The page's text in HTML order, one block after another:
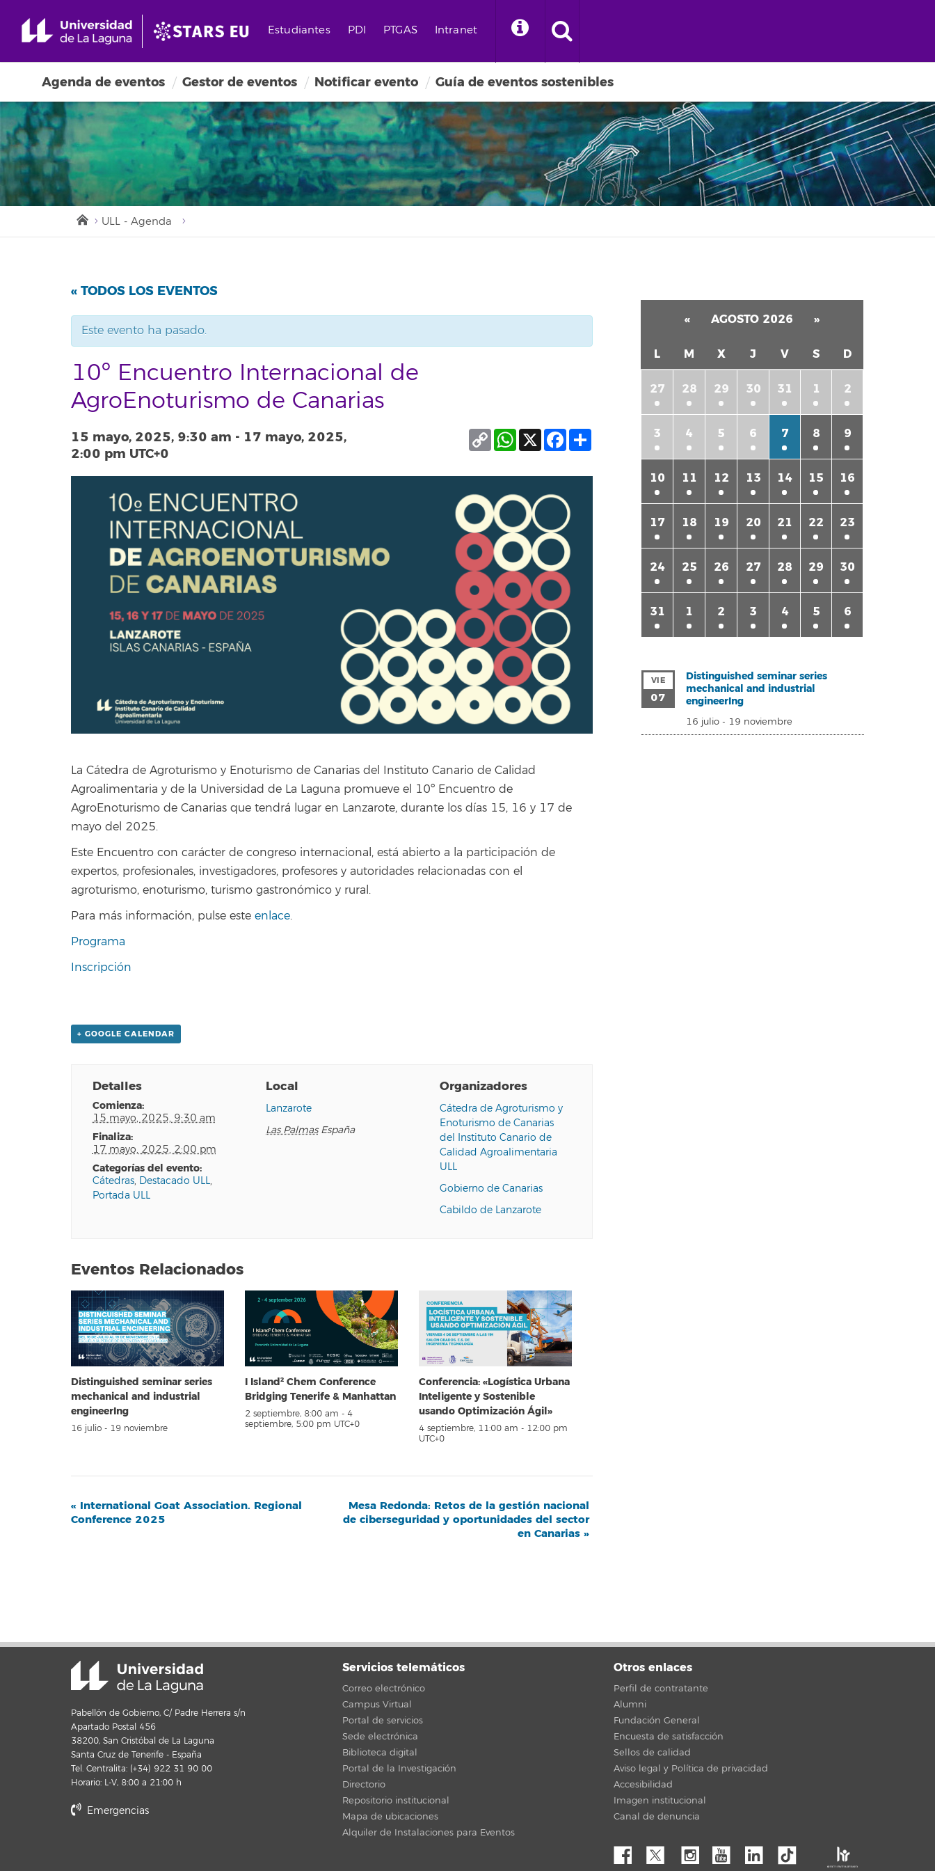
Estudiantes PDI PTGAS Intranet
Agenda de eventos Gestor de eventos Notificar evento Guía de eventos sostenibles
ULL - Agenda
« TODOS LOS EVENTOS
Este evento ha pasado.
10º Encuentro Internacional de
AgroEnoturismo de Canarias
15 mayo, 2025, 9:30 am - 17 mayo, 2025,
2:00 pm UTC+0
Facebook
X
WhatsApp
Copy
Link
La Cátedra de Agroturismo y Enoturismo de Canarias del Instituto Canario de Calidad
Agroalimentaria y de la Universidad de La Laguna promueve el 10º Encuentro de
AgroEnoturismo de Canarias que tendrá lugar en Lanzarote, durante los días 15, 16 y 17 de
mayo del 2025.
Este Encuentro con carácter de congreso internacional, está abierto a la participación de
expertos, profesionales, investigadores, profesores y autoridades relacionadas con el
agroturismo, enoturismo, turismo gastronómico y rural.
Para más información, pulse este enlace.
Programa
Inscripción
+ GOOGLE CALENDAR
Detalles
comienza:
15 mayo, 2025, 9:30 am
finaliza:
17 mayo, 2025, 2:00 pm
categorías del evento:
Cátedras, Destacado ULL,
Portada ULL
Local
Lanzarote
Las Palmas España
Organizadores
Cátedra de Agroturismo y
Enoturismo de Canarias
del Instituto Canario de
Calidad Agroalimentaria
ULL
Gobierno de Canarias
Cabildo de Lanzarote
Eventos Relacionados
Distinguished seminar series
mechanical and industrial
engineerIng
16 julio - 19 noviembre
I Island² Chem Conference
Bridging Tenerife & Manhattan
2 septiembre, 8:00 am - 4
septiembre, 5:00 pm UTC+0
Conferencia: «Logística Urbana
Inteligente y Sostenible
usando Optimización Ágil»
4 septiembre, 11:00 am - 12:00 pm
UTC+0
Navegación
del
« International Goat Association. Regional
Conference 2025
Mesa Redonda: Retos de la gestión nacional
de ciberseguridad y oportunidades del sector
en Canarias »
« AGOSTO 2026 »
L M X J V S D
27 28 29 30 31 1 2
3 4 5 6 7 8 9
10 11 12 13 14 15 16
17 18 19 20 21 22 23
24 25 26 27 28 29 30
31 1 2 3 4 5 6
VIE
07
Distinguished seminar series
mechanical and industrial
engineerIng
16 julio - 19 noviembre
Pabellón de Gobierno, C/ Padre Herrera s/n
Apartado Postal 456
38200, San Cristóbal de La Laguna
Santa Cruz de Tenerife - España
Tel. Centralita: (+34) 922 31 90 00
Horario: L-V, 8:00 a 21:00 h
Emergencias
Servicios telemáticos
Correo electrónico
Campus Virtual
Portal de servicios
Sede electrónica
Biblioteca digital
Portal de la Investigación
Directorio
Repositorio institucional
Mapa de ubicaciones
Alquiler de Instalaciones para Eventos
Otros enlaces
Perfil de contratante
Alumni
Fundación General
Encuesta de satisfacción
Sellos de calidad
Aviso legal y Política de privacidad
Accesibilidad
Imagen institucional
Canal de denuncia